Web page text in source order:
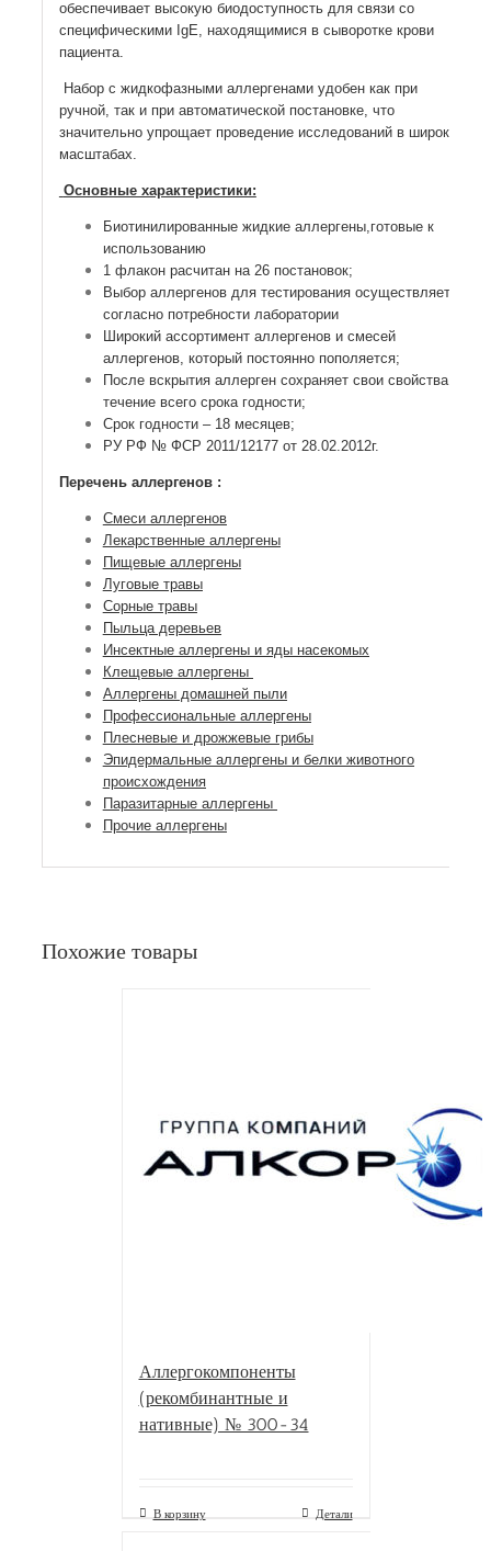
обеспечивает высокую биодоступность для связи со
специфическими IgE, находящимися в сыворотке крови
пациента.
Набор с жидкофазными аллергенами удобен как при
ручной, так и при автоматической постановке, что
значительно упрощает проведение исследований в широких
масштабах.
Основные характеристики:
Биотинилированные жидкие аллергены,готовые к
использованию
1 флакон расчитан на 26 постановок;
Выбор аллергенов для тестирования осуществляется
согласно потребности лаборатории
Широкий ассортимент аллергенов и смесей
аллергенов, который постоянно пополяется;
После вскрытия аллерген сохраняет свои свойства в
течение всего срока годности;
Срок годности – 18 месяцев;
РУ РФ № ФСР 2011/12177 от 28.02.2012г.
Перечень аллергенов :
Смеси аллергенов
Лекарственные аллергены
Пищевые аллергены
Луговые травы
Сорные травы
Пыльца деревьев
Инсектные аллергены и яды насекомых
Клещевые аллергены
Аллергены домашней пыли
Профессиональные аллергены
Плесневые и дрожжевые грибы
Эпидермальные аллергены и белки животного
происхождения
Паразитарные аллергены
Прочие аллергены
Похожие товары
Аллергокомпоненты
(рекомбинантные и
нативные) № 300-34
В корзину Детали